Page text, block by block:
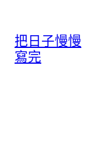
把日子慢慢
寫完